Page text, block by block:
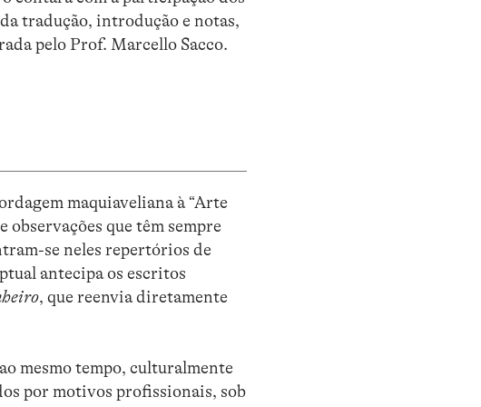
tradução, introdução e notas,
pelo Prof. Marcello Sacco.
maquiaveliana à “Arte
que têm sempre
se neles repertórios de
antecipa os escritos
, que reenvia diretamente
mesmo tempo, culturalmente
por motivos profissionais, sob